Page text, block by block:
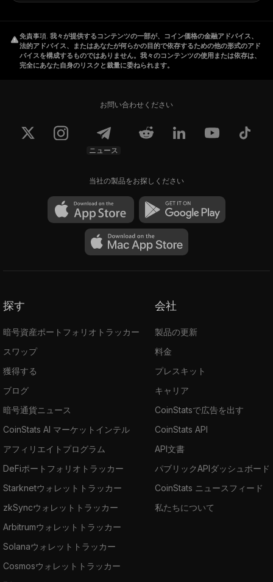
免責事項. 我々が提供するコンテンツの一部が、コイン価格の金融アドバイス、
法的アドバイス、またはあなたが何らかの目的で依存するための他の形式のアド
バイスを構成するものではありません。我々のコンテンツの使用または依存は、
完全にあなた自身のリスクと裁量に委ねられます。
お問い合わせください
ニュース
当社の製品をお探しください
探す
暗号資産ポートフォリオトラッカー
スワップ
獲得する
ブログ
暗号通貨ニュース
CoinStats AI マーケットインテル
アフィリエイトプログラム
DeFiポートフォリオトラッカー
Starknetウォレットトラッカー
zkSyncウォレットトラッカー
Arbitrumウォレットトラッカー
Solanaウォレットトラッカー
Cosmosウォレットトラッカー
会社
製品の更新
料金
プレスキット
キャリア
CoinStatsで広告を出す
CoinStats API
API文書
パブリックAPIダッシュボード
CoinStats ニュースフィード
私たちについて